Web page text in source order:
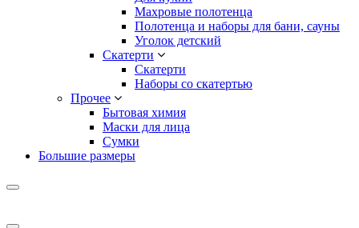
Махровые полотенца
Полотенца и наборы для бани, сауны
Уголок детский
Скатерти
Скатерти
Наборы со скатертью
Прочее
Бытовая химия
Маски для лица
Сумки
Большие размеры